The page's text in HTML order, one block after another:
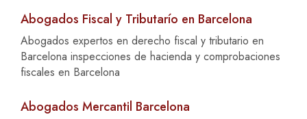
Abogados Fiscal y Tributarío en Barcelona
Abogados expertos en derecho fiscal y tributario en
Barcelona inspecciones de hacienda y comprobaciones
fiscales en Barcelona
Abogados Mercantil Barcelona